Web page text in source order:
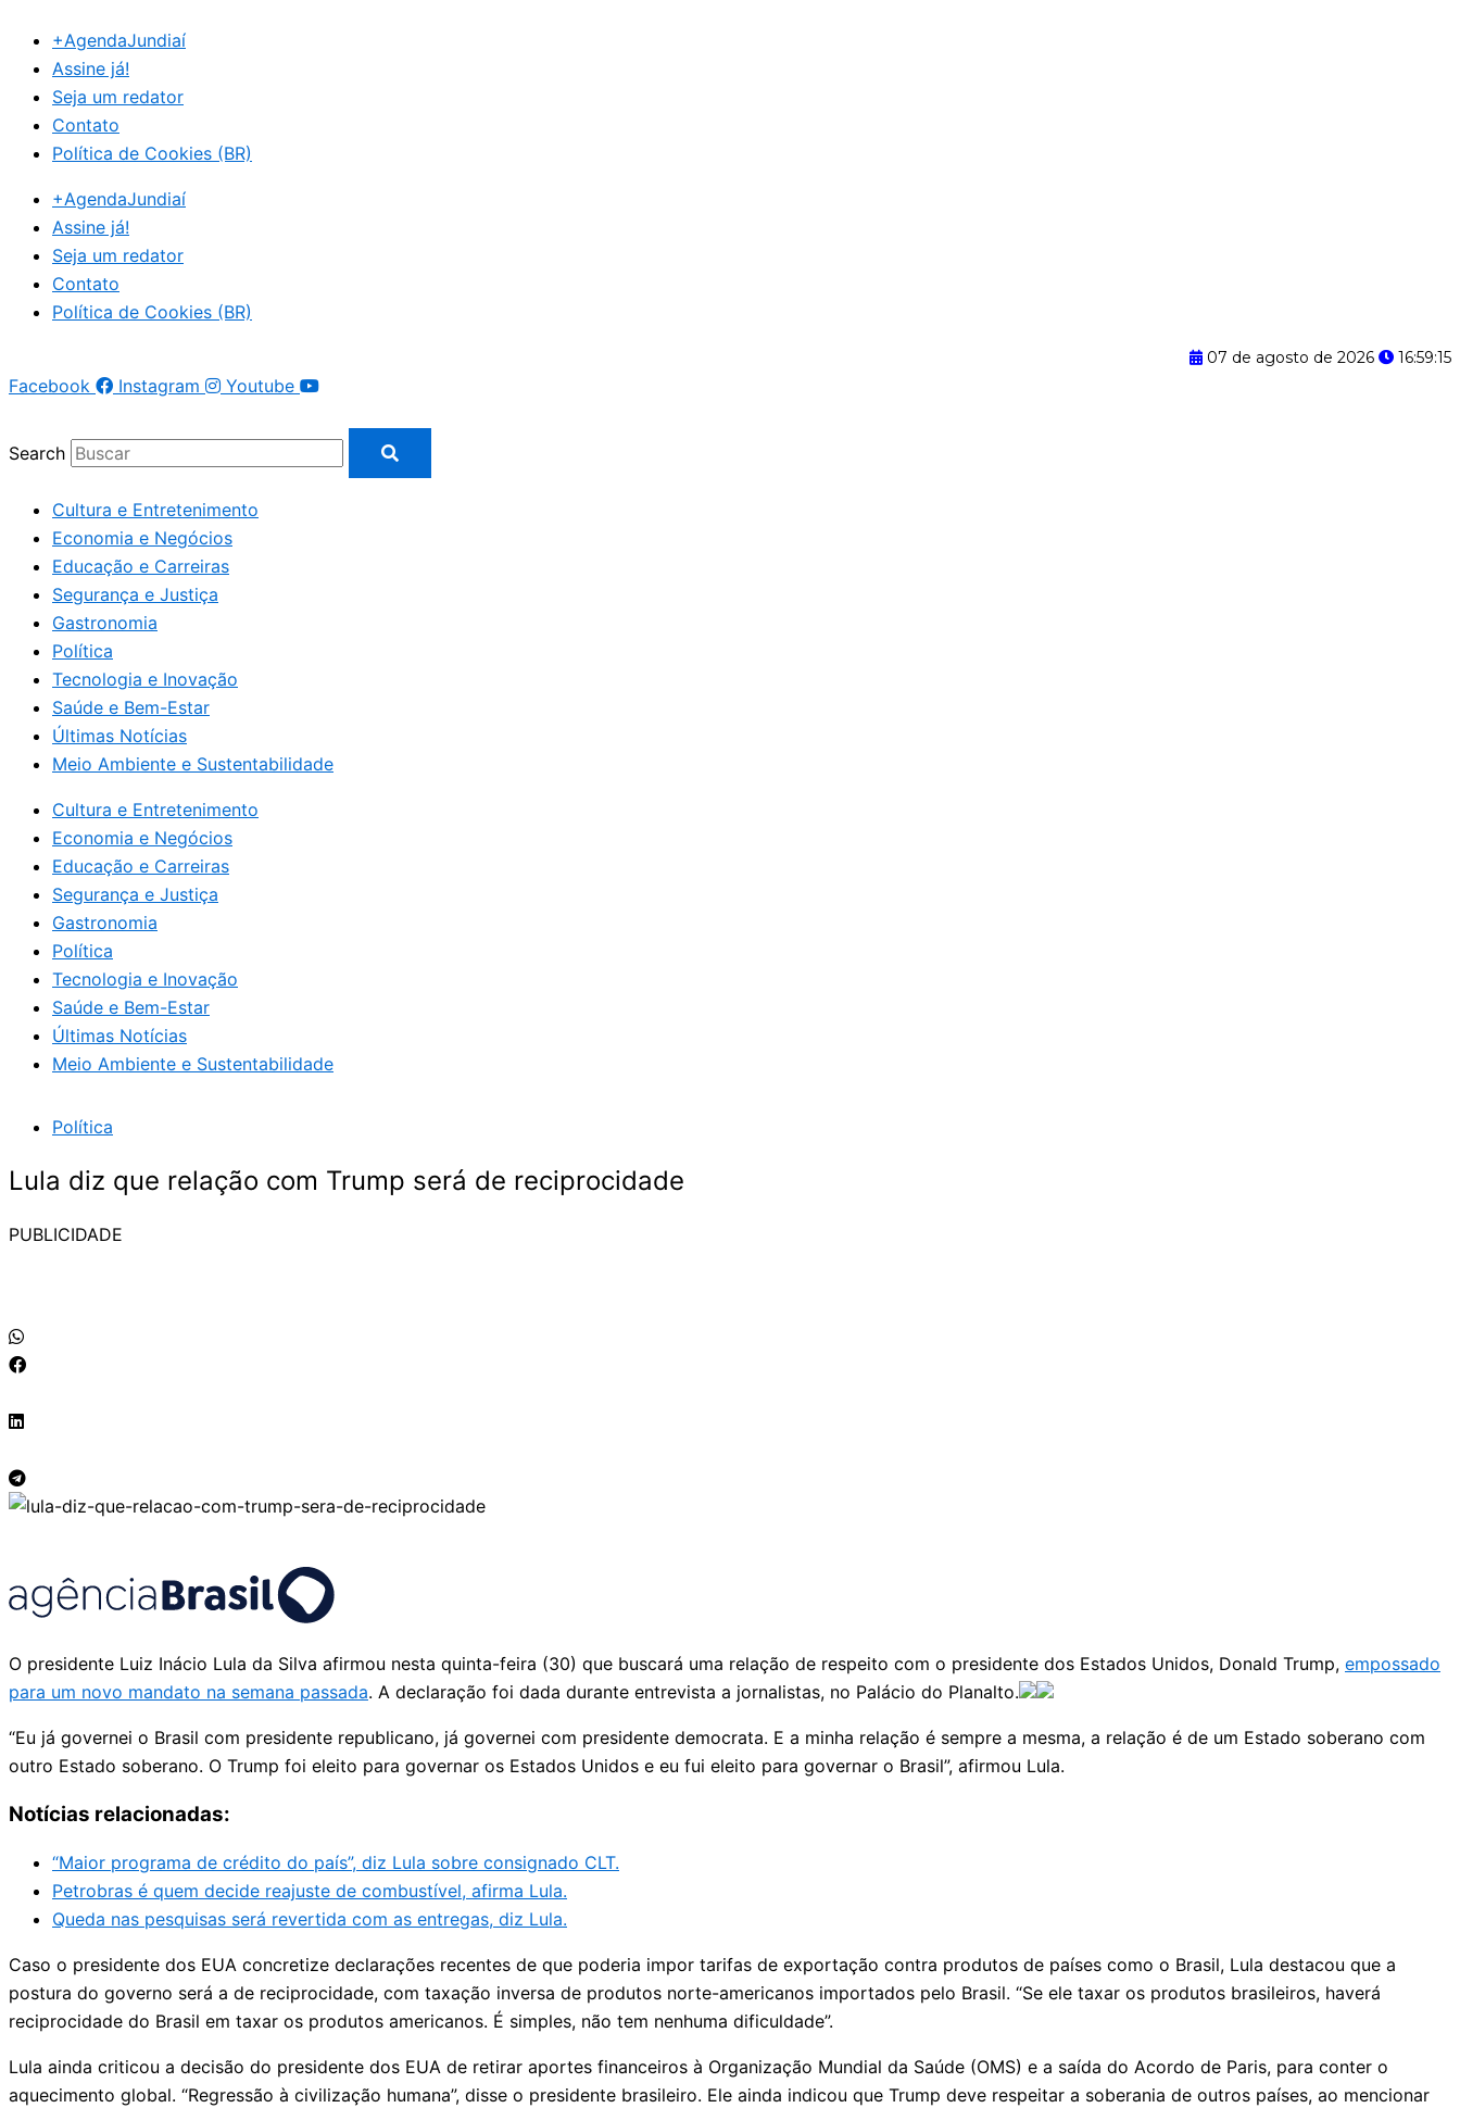
para
conteúdo
+AgendaJundiaí
Assine já!
Seja um redator
Contato
Política de Cookies (BR)
+AgendaJundiaí
Assine já!
Seja um redator
Contato
Política de Cookies (BR)
07 de agosto de 2026 16:59:15
Facebook Instagram Youtube
Search
Cultura e Entretenimento
Economia e Negócios
Educação e Carreiras
Segurança e Justiça
Gastronomia
Política
Tecnologia e Inovação
Saúde e Bem-Estar
Últimas Notícias
Meio Ambiente e Sustentabilidade
Cultura e Entretenimento
Economia e Negócios
Educação e Carreiras
Segurança e Justiça
Gastronomia
Política
Tecnologia e Inovação
Saúde e Bem-Estar
Últimas Notícias
Meio Ambiente e Sustentabilidade
Política
Lula diz que relação com Trump será de reciprocidade
PUBLICIDADE
O presidente Luiz Inácio Lula da Silva afirmou nesta quinta-feira (30) que buscará uma relação de respeito com o presidente dos Estados Unidos, Donald Trump, empossado
para um novo mandato na semana passada. A declaração foi dada durante entrevista a jornalistas, no Palácio do Planalto.
“Eu já governei o Brasil com presidente republicano, já governei com presidente democrata. E a minha relação é sempre a mesma, a relação é de um Estado soberano com
outro Estado soberano. O Trump foi eleito para governar os Estados Unidos e eu fui eleito para governar o Brasil”, afirmou Lula.
Notícias relacionadas:
“Maior programa de crédito do país”, diz Lula sobre consignado CLT.
Petrobras é quem decide reajuste de combustível, afirma Lula.
Queda nas pesquisas será revertida com as entregas, diz Lula.
Caso o presidente dos EUA concretize declarações recentes de que poderia impor tarifas de exportação contra produtos de países como o Brasil, Lula destacou que a
postura do governo será a de reciprocidade, com taxação inversa de produtos norte-americanos importados pelo Brasil. “Se ele taxar os produtos brasileiros, haverá
reciprocidade do Brasil em taxar os produtos americanos. É simples, não tem nenhuma dificuldade”.
Lula ainda criticou a decisão do presidente dos EUA de retirar aportes financeiros à Organização Mundial da Saúde (OMS) e a saída do Acordo de Paris, para conter o
aquecimento global. “Regressão à civilização humana”, disse o presidente brasileiro. Ele ainda indicou que Trump deve respeitar a soberania de outros países, ao mencionar